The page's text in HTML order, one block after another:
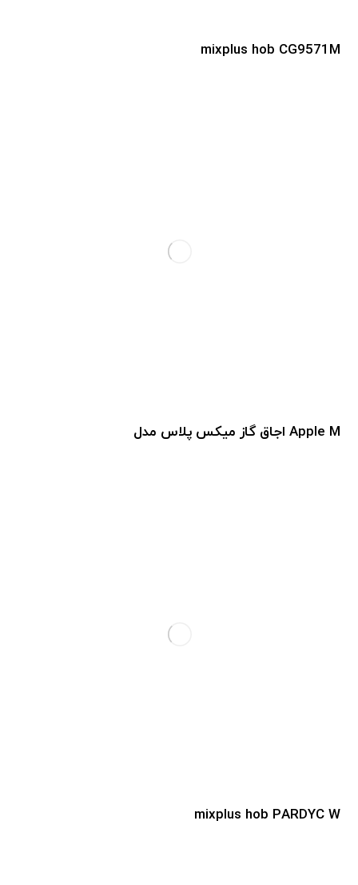
mixplus hob CG9571M
اجاق گاز میکس پلاس مدل Apple M
mixplus hob PARDYC W